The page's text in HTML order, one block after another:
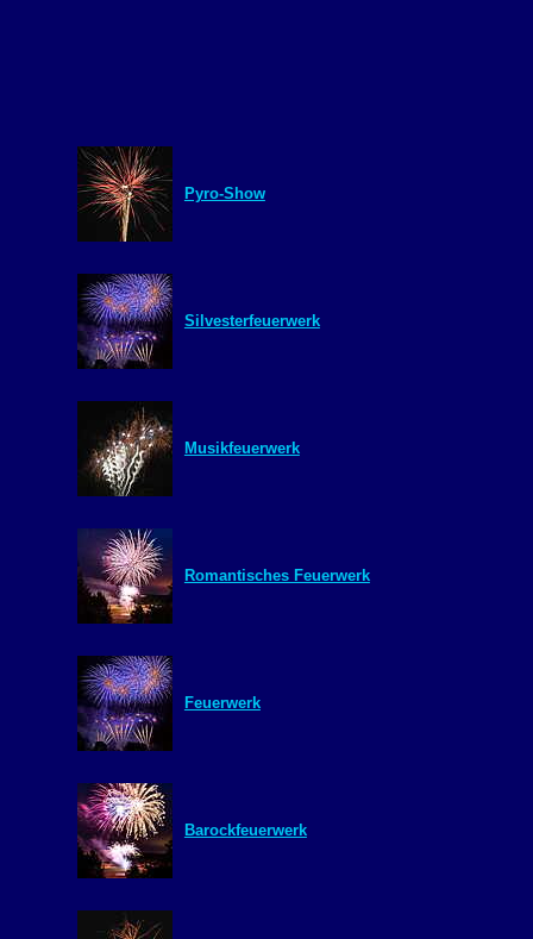
Pyro-Show
Silvesterfeuerwerk
Musikfeuerwerk
Romantisches Feuerwerk
Feuerwerk
Barockfeuerwerk